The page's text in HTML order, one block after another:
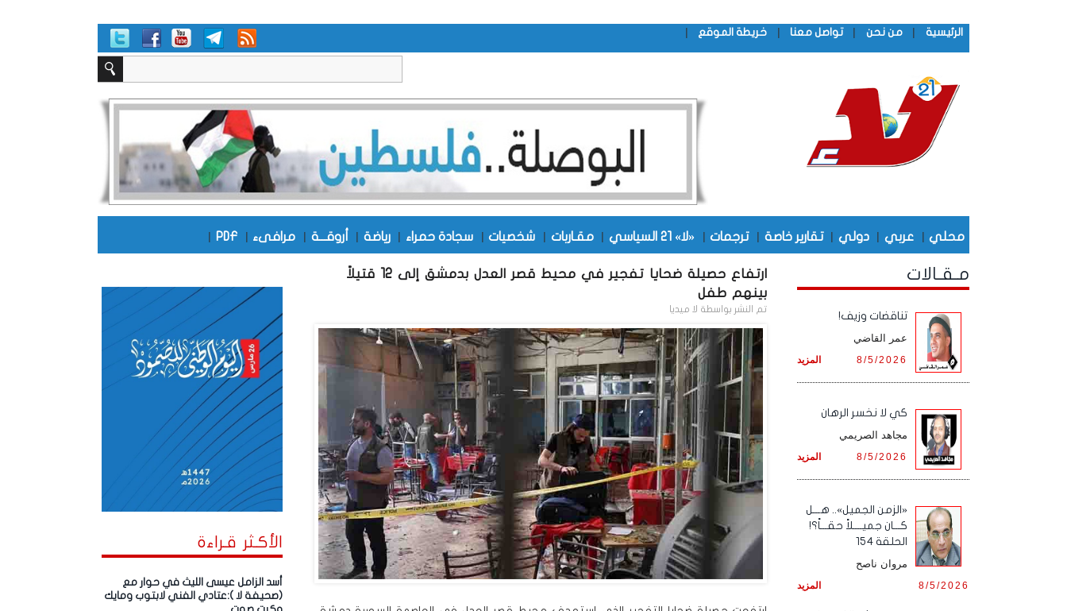
الرئيسية | من نحن | تواصل معنا | خريطة الموقع |
محلي | عربي | دولي | تقارير خاصة | ترجمات | «لا» 21 السياسي | مقـاربات | شخصيات | سجادة حمراء | رياضة | أروقـــة | مرافىء |
PDF
|
الأكـثر قـراءة
أسد الزامل عيسى الليث في حوار مع
(صحيفة لا ):عتادي الفني لابتوب ومايك
ارتفاع حصيلة ضحايا تفجير في محيط قصر العدل بدمشق إلى 12 قتيلاً
بينهم طفل
تم النشر بواسطة لا ميديا
مـقـالات
تناقضات وزيف!
عمر القاضي
المزيد 8/5/2026
كي لا نخسر الرهان
مجاهد الصريمي
المزيد 8/5/2026
«الزمن الجميل».. هـــل
كـــان جميــــلاً حقـــاً؟!
الحلقة 154
مروان ناصح
المزيد 8/5/2026